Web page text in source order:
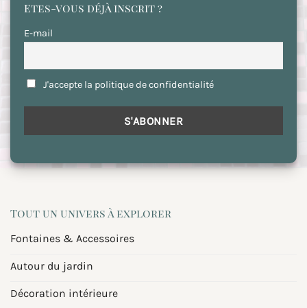
Etes-vous déjà inscrit ?
E-mail
J'accepte la politique de confidentialité
Tout un univers à explorer
Fontaines & Accessoires
Autour du jardin
Décoration intérieure